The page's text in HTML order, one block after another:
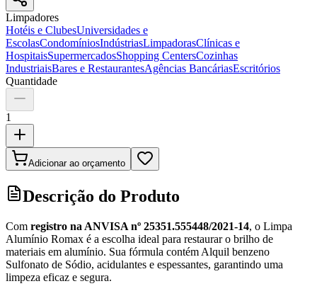
Limpadores
Hotéis e ClubesUniversidades e
EscolasCondomíniosIndústriasLimpadorasClínicas e
HospitaisSupermercadosShopping CentersCozinhas
IndustriaisBares e RestaurantesAgências BancáriasEscritórios
Quantidade
1
Adicionar ao orçamento
Descrição do Produto
Com registro na ANVISA nº 25351.555448/2021-14, o Limpa
Alumínio Romax é a escolha ideal para restaurar o brilho de
materiais em alumínio. Sua fórmula contém Alquil benzeno
Sulfonato de Sódio, acidulantes e espessantes, garantindo uma
limpeza eficaz e segura.